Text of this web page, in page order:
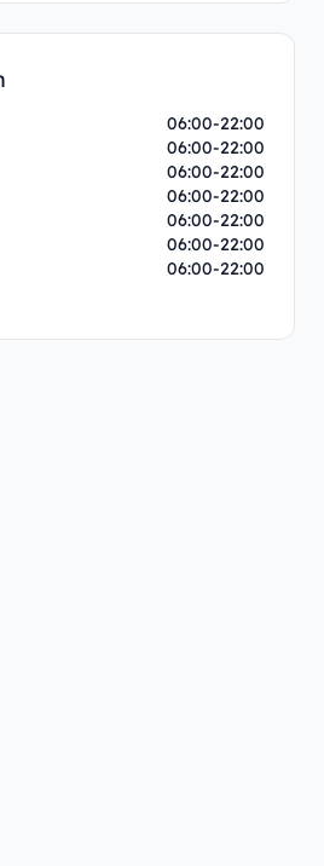
06:00-22:00
06:00-22:00
06:00-22:00
06:00-22:00
06:00-22:00
06:00-22:00
06:00-22:00